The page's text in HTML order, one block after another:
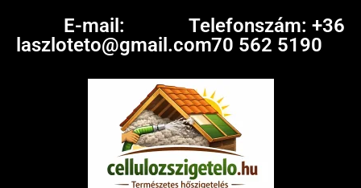
E-mail:
laszloteto@gmail.com
Telefonszám: +36
70 562 5190